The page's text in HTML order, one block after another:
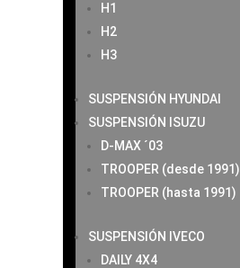
H1
H2
H3
SUSPENSIÓN HYUNDAI
SUSPENSIÓN ISUZU
D-MAX ´03
TROOPER (desde 1991)
TROOPER (hasta 1991)
SUSPENSIÓN IVECO
DAILY 4X4